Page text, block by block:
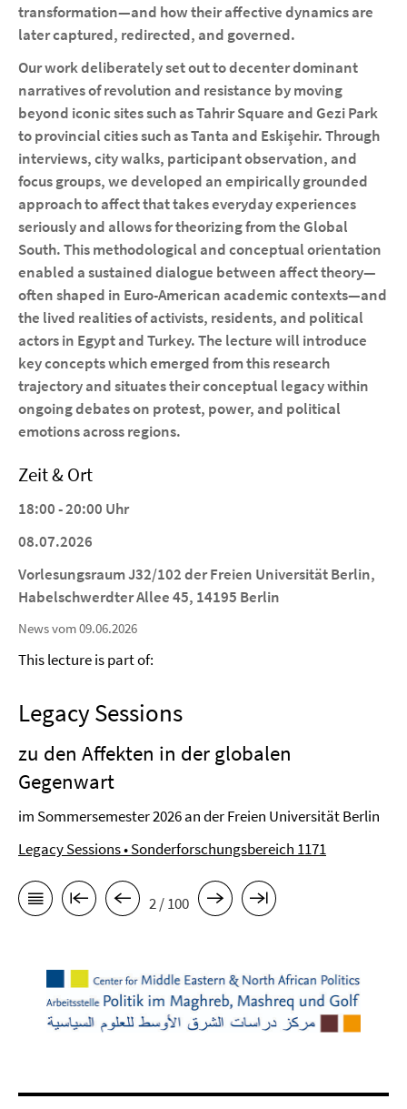
transformation—and how their affective dynamics are
later captured, redirected, and governed.
Our work deliberately set out to decenter dominant
narratives of revolution and resistance by moving
beyond iconic sites such as Tahrir Square and Gezi Park
to provincial cities such as Tanta and Eskişehir. Through
interviews, city walks, participant observation, and
focus groups, we developed an empirically grounded
approach to affect that takes everyday experiences
seriously and allows for theorizing from the Global
South. This methodological and conceptual orientation
enabled a sustained dialogue between affect theory—
often shaped in Euro-American academic contexts—and
the lived realities of activists, residents, and political
actors in Egypt and Turkey. The lecture will introduce
key concepts which emerged from this research
trajectory and situates their conceptual legacy within
ongoing debates on protest, power, and political
emotions across regions.
Zeit & Ort
18:00 - 20:00 Uhr
08.07.2026
Vorlesungsraum J32/102 der Freien Universität Berlin,
Habelschwerdter Allee 45, 14195 Berlin
News vom 09.06.2026
This lecture is part of:
Legacy Sessions
zu den Affekten in der globalen
Gegenwart
im Sommersemester 2026 an der Freien Universität Berlin
Legacy Sessions • Sonderforschungsbereich 1171
2 / 100